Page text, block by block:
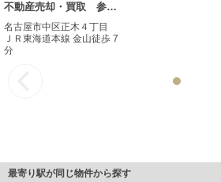
不動産売却・買取 参考事例
名古屋市中区正木４丁目
ＪＲ東海道本線 金山徒歩 7
分
最寄り駅が同じ物件から探す